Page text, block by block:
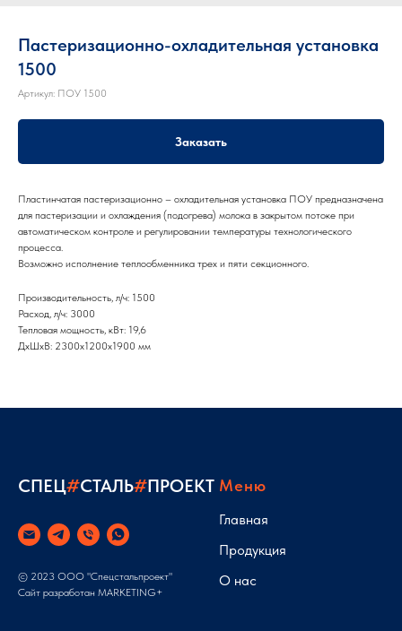
Пастеризационно-охладительная установка
1500
Артикул: ПОУ 1500
Заказать
Пластинчатая пастеризационно – охладительная установка ПОУ предназначена
для пастеризации и охлаждения (подогрева) молока в закрытом потоке при
автоматическом контроле и регулировании температуры технологического
процесса.
Возможно исполнение теплообменника трех и пяти секционного.
Производительность, л/ч: 1500
Расход, л/ч: 3000
Тепловая мощность, кВт: 19,6
ДxШxВ: 2300x1200x1900 мм
СПЕЦ#СТАЛЬ#ПРОЕКТ
© 2023 ООО "Спецстальпроект"
Сайт разработан MARKETING+
Меню
Главная
Продукция
О нас